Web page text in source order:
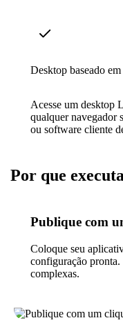
Desktop baseado
Acesse um desktop
qualquer navegador
ou software cliente
Por que
Publique com
Coloque seu
configuração pronta.
complexas.